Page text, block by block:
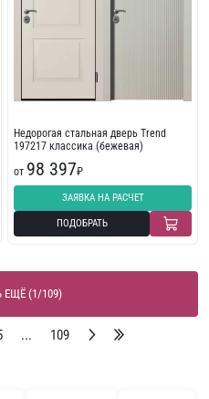
Недорогая стальная дверь Trend
197217 классика (бежевая)
от 98 397₽
ЗАЯВКА НА РАСЧЕТ
ПОДОБРАТЬ
(1/109)
... 109